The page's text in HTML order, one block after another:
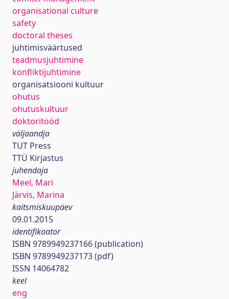
organisational culture
safety
doctoral theses
juhtimisväärtused
teadmusjuhtimine
konfliktijuhtimine
organisatsiooni kultuur
ohutus
ohutuskultuur
doktoritööd
väljaandja
TUT Press
TTÜ Kirjastus
juhendaja
Meel, Mari
Järvis, Marina
kaitsmiskuupäev
09.01.2015
identifikaator
ISBN 9789949237166 (publication)
ISBN 9789949237173 (pdf)
ISSN 14064782
keel
eng